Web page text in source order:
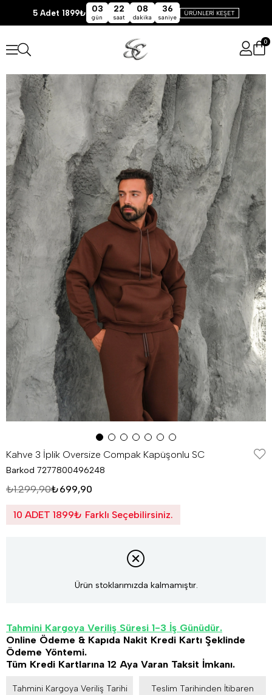
5 Adet 1899₺ 03
gün
22
saat
08
dakika
36
saniye
ÜRÜNLERİ KEŞET
0
Kahve 3 İplik Oversize Compak Kapüşonlu SC
Barkod 7277800496248
₺1.299,90₺699,90
10 ADET 1899₺ Farklı Seçebilirsiniz.
Ürün stoklarımızda kalmamıştır.
Tahmini Kargoya Veriliş Süresi 1-3 İş Günüdür.
Online Ödeme & Kapıda Nakit Kredi Kartı Şeklinde
Ödeme Yöntemi.
Tüm Kredi Kartlarına 12 Aya Varan Taksit İmkanı.
Tahmini Kargoya Veriliş Tarihi
Teslim Tarihinden İtibaren